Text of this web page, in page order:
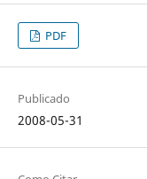
PDF
Publicado
2008-05-31